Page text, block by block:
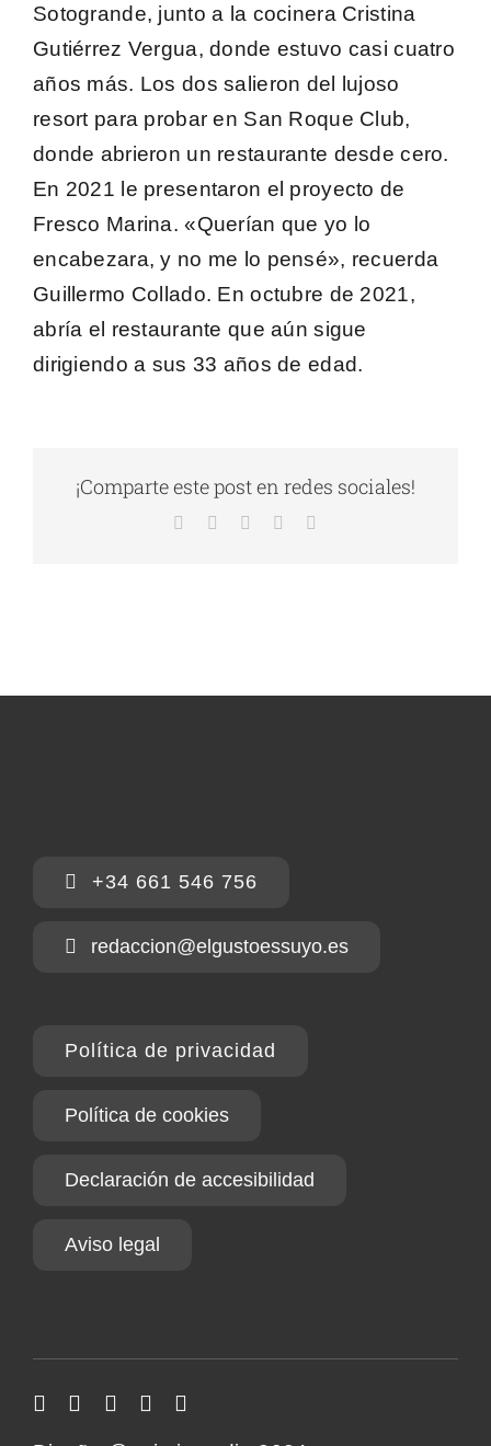
Sotogrande, junto a la cocinera Cristina
Gutiérrez Vergua, donde estuvo casi cuatro
años más. Los dos salieron del lujoso
resort para probar en San Roque Club,
donde abrieron un restaurante desde cero.
En 2021 le presentaron el proyecto de
Fresco Marina. «Querían que yo lo
encabezara, y no me lo pensé», recuerda
Guillermo Collado. En octubre de 2021,
abría el restaurante que aún sigue
dirigiendo a sus 33 años de edad.
¡Comparte este post en redes sociales!
Facebook LinkedInWhatsApp
+34 661 546 756
redaccion@elgustoessuyo.es
Política de privacidad
Política de cookies
Declaración de accesibilidad
Aviso legal